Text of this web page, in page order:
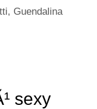
, Guendalina
sexy